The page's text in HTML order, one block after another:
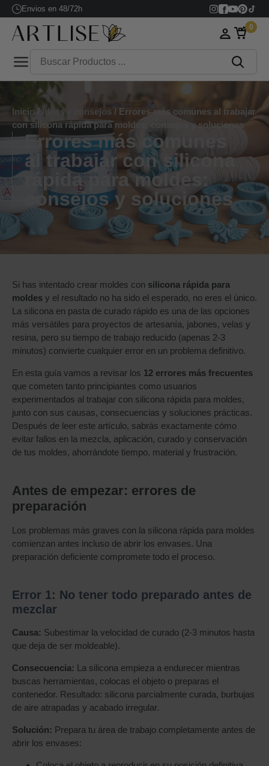
Envios en 48/72h
0
Inicio /Ideas y consejos / Errores más comunes al trabajar
con silicona rápida para moldes: consejos y soluciones
Errores más comunes
al trabajar con silicona
rápida para moldes:
consejos y soluciones
Si has intentado crear moldes con silicona rápida para
moldes y el resultado no ha sido el esperado, no eres el único.
La silicona en pasta de curado rápido es una de las opciones
más versátiles para proyectos de artesanía, jabones, velas y
resina, pero su tiempo de trabajo reducido (apenas 2-3
minutos) convierte cualquier error en un problema definitivo.
En esta guía vamos a revisar los 12 errores más frecuentes
que cometen tanto principiantes como usuarios
experimentados al trabajar con silicona rápida para moldes,
junto con sus causas, consecuencias y soluciones prácticas.
Después de leer este artículo, sabrás exactamente cómo
evitar fallos en la mezcla, aplicación, curado y conservación
de tus moldes, ahorrándote tiempo, material y frustración.
Antes de empezar: errores de
preparación
Los problemas más graves con la silicona rápida para moldes
comienzan antes incluso de abrir los envases. Una
preparación deficiente compromete todo el proceso.
Error 1: No tener todo preparado antes de
mezclar
Causa: Subestimar la velocidad de curado (2-3 minutos hasta
que deja de ser moldeable).
Consecuencia: La silicona empieza a endurecer mientras
buscas herramientas, colocas el objeto o preparas el
contenedor. Resultado: silicona parcialmente curada, burbujas
de aire atrapadas y acabado irregular.
Solución: Prepara tu área de trabajo completamente antes de
abrir los envases: